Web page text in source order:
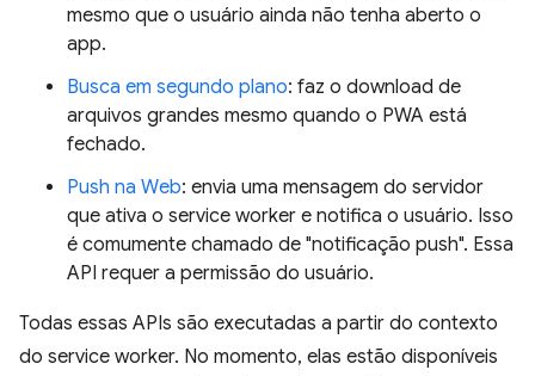
mesmo que o usuário ainda não tenha aberto o
app.
Busca em segundo plano: faz o download de
arquivos grandes mesmo quando o PWA está
fechado.
Push na Web: envia uma mensagem do servidor
que ativa o service worker e notifica o usuário. Isso
é comumente chamado de "notificação push". Essa
API requer a permissão do usuário.
Todas essas APIs são executadas a partir do contexto
do service worker. No momento, elas estão disponíveis